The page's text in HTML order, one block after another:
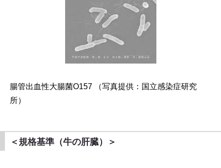
腸管出血性大腸菌O157 （写真提供：国立感染症研究
所）
＜規格基準（牛の肝臓）＞